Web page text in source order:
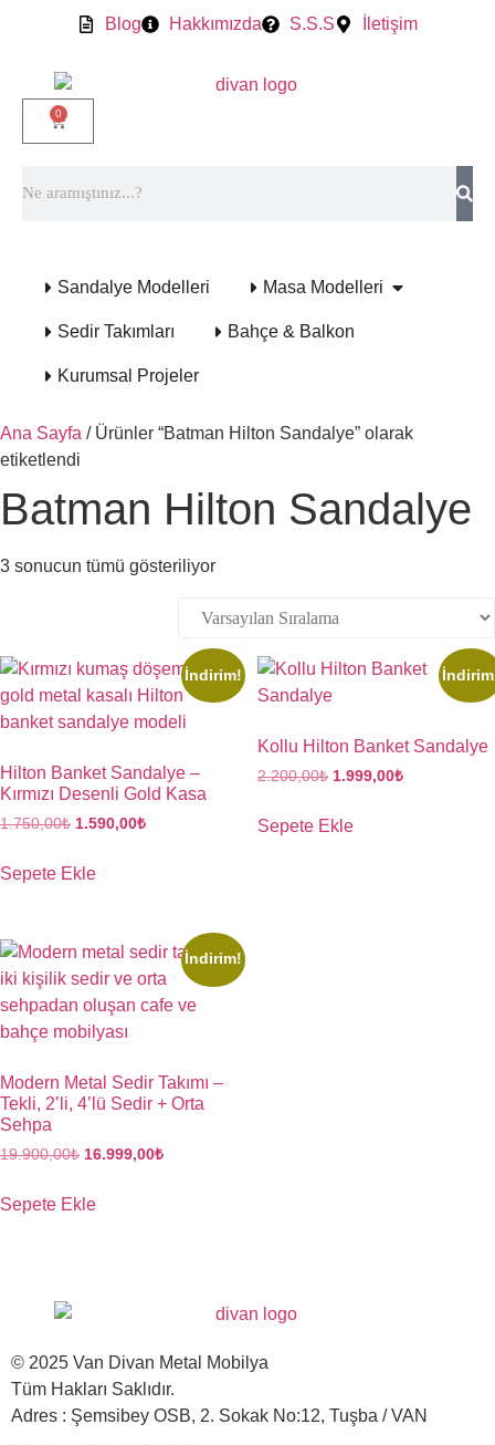
Blog Hakkımızda S.S.S İletişim
0
Sandalye Modelleri Masa Modelleri
Sedir Takımları Bahçe & Balkon
Kurumsal Projeler
Ana Sayfa / Ürünler “Batman Hilton Sandalye” olarak
etiketlendi
Batman Hilton Sandalye
3 sonucun tümü gösteriliyor
İndirim!
Hilton Banket Sandalye –
Kırmızı Desenli Gold Kasa
1.750,00₺ 1.590,00₺
Sepete Ekle
Kollu Hilton Banket Sandalye
2.200,00₺ 1.999,00₺
Sepete Ekle
İndirim!
Modern Metal Sedir Takımı –
Tekli, 2’li, 4’lü Sedir + Orta
Sehpa
19.900,00₺ 16.999,00₺
Sepete Ekle
© 2025 Van Divan Metal Mobilya
Tüm Hakları Saklıdır.
Adres : Şemsibey OSB, 2. Sokak No:12, Tuşba / VAN